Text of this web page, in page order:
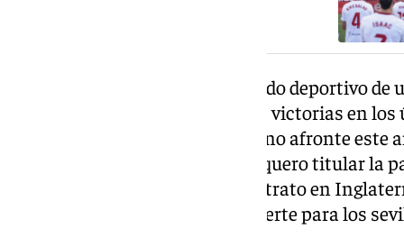
A ello se le une el pésimo recuerdo deportivo
salvación agónica gracias a tres victorias en
culpa de que el club hispalense no afronte este
División la tiene el que fuese arquero titular la
Vlachodimos. El griego, con contrato en
de Nervión. Sin embargo, por suerte para los